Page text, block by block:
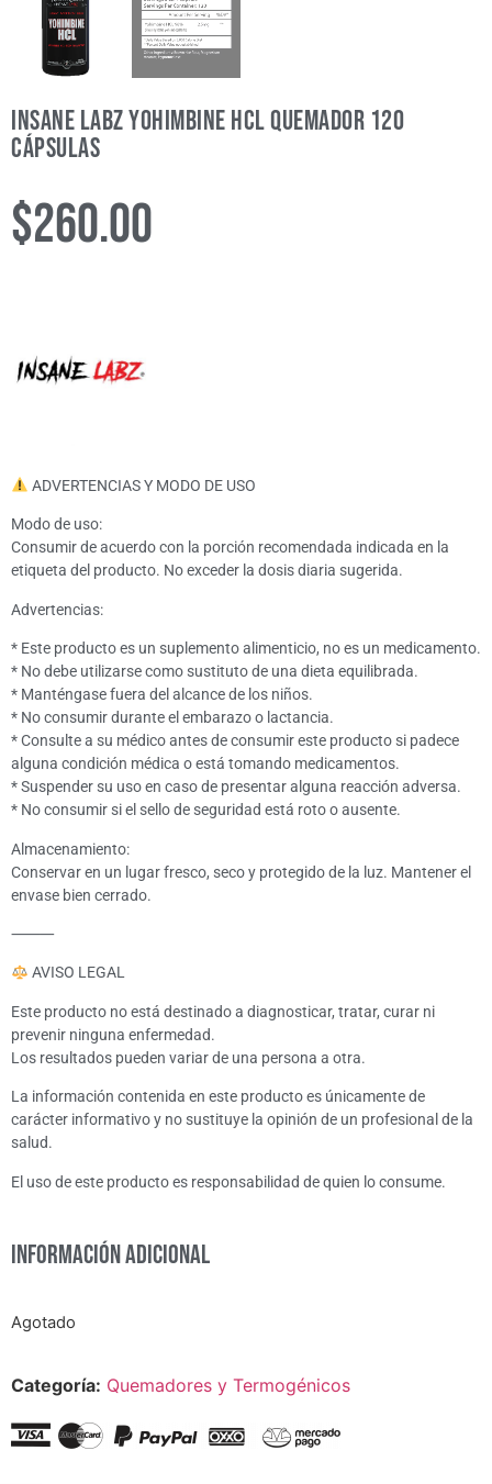
Insane Labz Yohimbine HCL Quemador 120
cápsulas
$260.00
ADVERTENCIAS Y MODO DE USO
Modo de uso:
Consumir de acuerdo con la porción recomendada indicada en la
etiqueta del producto. No exceder la dosis diaria sugerida.
Advertencias:
* Este producto es un suplemento alimenticio, no es un medicamento.
* No debe utilizarse como sustituto de una dieta equilibrada.
* Manténgase fuera del alcance de los niños.
* No consumir durante el embarazo o lactancia.
* Consulte a su médico antes de consumir este producto si padece
alguna condición médica o está tomando medicamentos.
* Suspender su uso en caso de presentar alguna reacción adversa.
* No consumir si el sello de seguridad está roto o ausente.
Almacenamiento:
Conservar en un lugar fresco, seco y protegido de la luz. Mantener el
envase bien cerrado.
⸻
AVISO LEGAL
Este producto no está destinado a diagnosticar, tratar, curar ni
prevenir ninguna enfermedad.
Los resultados pueden variar de una persona a otra.
La información contenida en este producto es únicamente de
carácter informativo y no sustituye la opinión de un profesional de la
salud.
El uso de este producto es responsabilidad de quien lo consume.
Información adicional
Agotado
Categoría: Quemadores y Termogénicos